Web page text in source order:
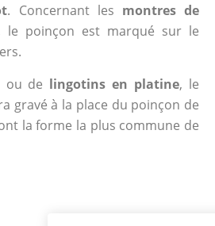
. Concernant les montres de
le poinçon est marqué sur le
ou de lingotins en platine, le
gravé à la place du poinçon de
la forme la plus commune de